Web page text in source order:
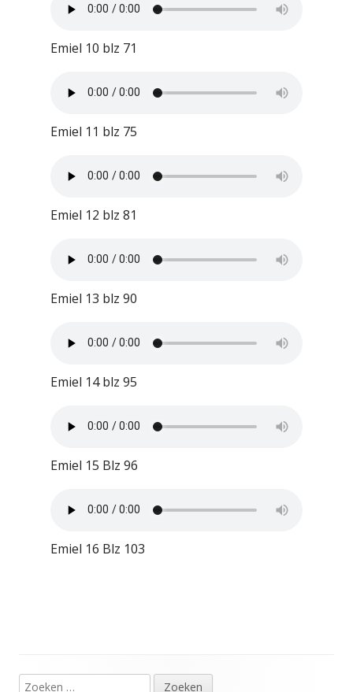
Emiel 10 blz 71
Emiel 11 blz 75
Emiel 12 blz 81
Emiel 13 blz 90
Emiel 14 blz 95
Emiel 15 Blz 96
Emiel 16 Blz 103
Zoeken